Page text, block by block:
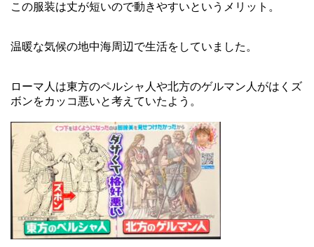
この服装は丈が短いので動きやすいというメリット。
温暖な気候の地中海周辺で生活をしていました。
ローマ人は東方のペルシャ人や北方のゲルマン人がはくズ
ボンをカッコ悪いと考えていたよう。